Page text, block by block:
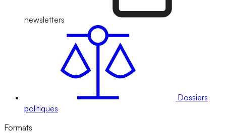
newsletters
Dossiers
politiques
Formats